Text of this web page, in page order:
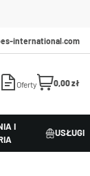
international.com
Oferty 0,00 zł
I
USŁUGI